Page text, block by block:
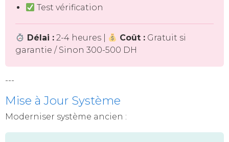
Test vérification
Délai : 2-4 heures | Coût : Gratuit si
garantie / Sinon 300-500 DH
---
Mise à Jour Système
Moderniser système ancien :